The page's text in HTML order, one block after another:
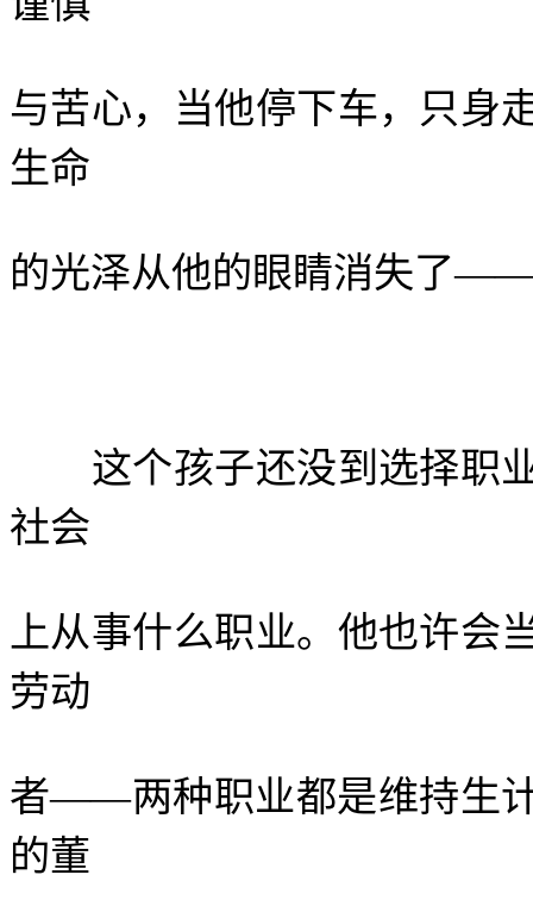
与苦心，当他停下车，只身
生命
的光泽从他的眼睛消失了
这个孩子还没到选择职业
社会
上从事什么职业。他也许会
劳动
者——两种职业都是维持生
的董